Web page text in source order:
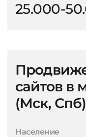
25.000-
сайтов в
(Мск, Спб)
Население